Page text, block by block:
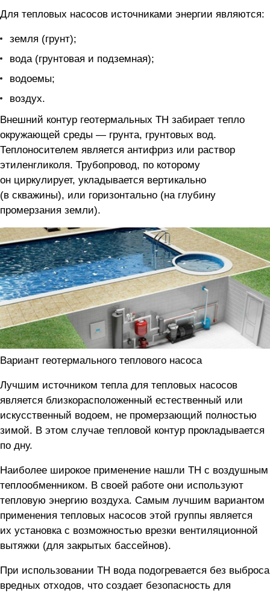
Для тепловых насосов источниками энергии являются:
земля (грунт);
вода (грунтовая и подземная);
водоемы;
воздух.
Внешний контур геотермальных ТН забирает тепло
окружающей среды — грунта, грунтовых вод.
Теплоносителем является антифриз или раствор
этиленгликоля. Трубопровод, по которому
он циркулирует, укладывается вертикально
(в скважины), или горизонтально (на глубину
промерзания земли).
Вариант геотермального теплового насоса
Лучшим источником тепла для тепловых насосов
является близкорасположенный естественный или
искусственный водоем, не промерзающий полностью
зимой. В этом случае тепловой контур прокладывается
по дну.
Наиболее широкое применение нашли ТН с воздушным
теплообменником. В своей работе они используют
тепловую энергию воздуха. Самым лучшим вариантом
применения тепловых насосов этой группы является
их установка с возможностью врезки вентиляционной
вытяжки (для закрытых бассейнов).
При использовании ТН вода подогревается без выброса
вредных отходов, что создает безопасность для